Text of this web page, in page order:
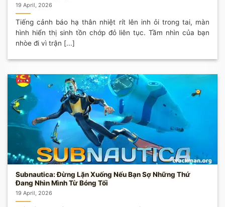
19 April, 2026
Tiếng cảnh báo hạ thân nhiệt rít lên inh ỏi trong tai, màn
hình hiển thị sinh tồn chớp đỏ liên tục. Tầm nhìn của bạn
nhòe đi vì trận [...]
Subnautica: Đừng Lặn Xuống Nếu Bạn Sợ Những Thứ
Đang Nhìn Mình Từ Bóng Tối
19 April, 2026